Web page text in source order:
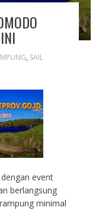
, SAIL
event
berlangsung
minimal